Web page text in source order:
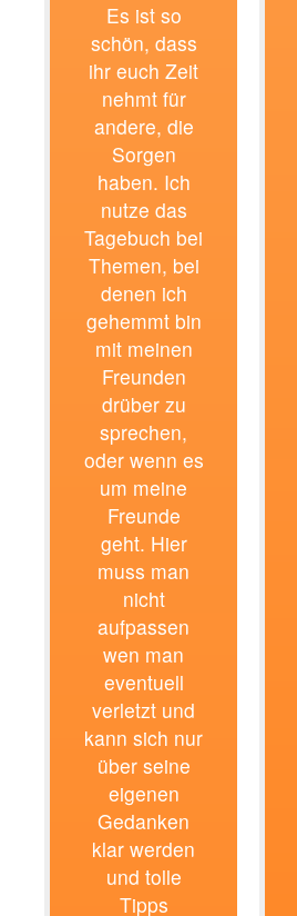
Es ist so
schön, dass
ihr euch Zeit
nehmt für
andere, die
Sorgen
haben. Ich
nutze das
Tagebuch bei
Themen, bei
denen ich
gehemmt bin
mit meinen
Freunden
drüber zu
sprechen,
oder wenn es
um meine
Freunde
geht. Hier
muss man
nicht
aufpassen
wen man
eventuell
verletzt und
kann sich nur
über seine
eigenen
Gedanken
klar werden
und tolle
Tipps